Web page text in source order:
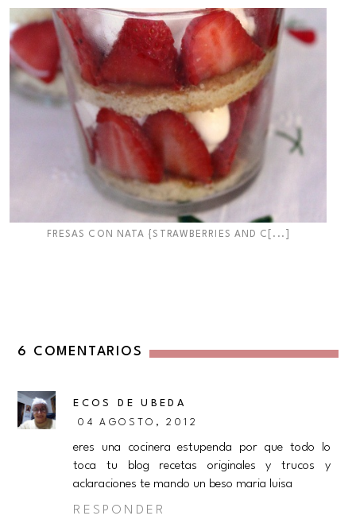
FRESAS CON NATA {STRAWBERRIES AND C[...]
6 COMENTARIOS
ECOS DE UBEDA
04 AGOSTO, 2012
eres una cocinera estupenda por que todo lo
toca tu blog recetas originales y trucos y
aclaraciones te mando un beso maria luisa
RESPONDER